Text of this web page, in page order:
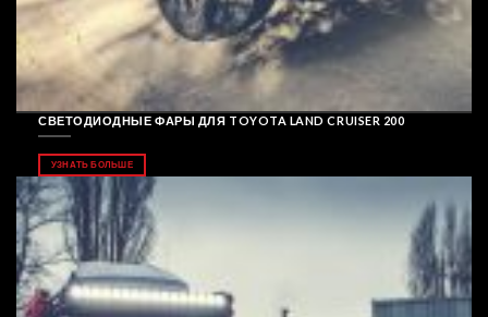
СВЕТОДИОДНЫЕ ФАРЫ ДЛЯ TOYOTA LAND CRUISER 200
УЗНАТЬ БОЛЬШЕ